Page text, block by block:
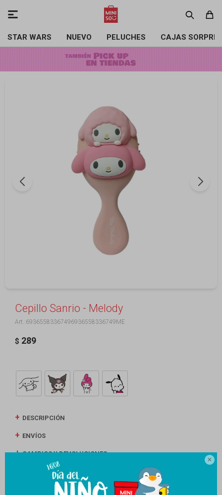

STAR WARS NUEVO PELUCHES CAJAS

Cepillo Sanrio - Melody
69365583367496936558336749ME
$ 289
DESCRIPCIÓN
ENVÍOS
CAMBIOS Y DEVOLUCIONES
MEDIOS DE PAGO